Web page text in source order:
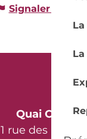
Signaler une
Quai Cyrano
1 rue des